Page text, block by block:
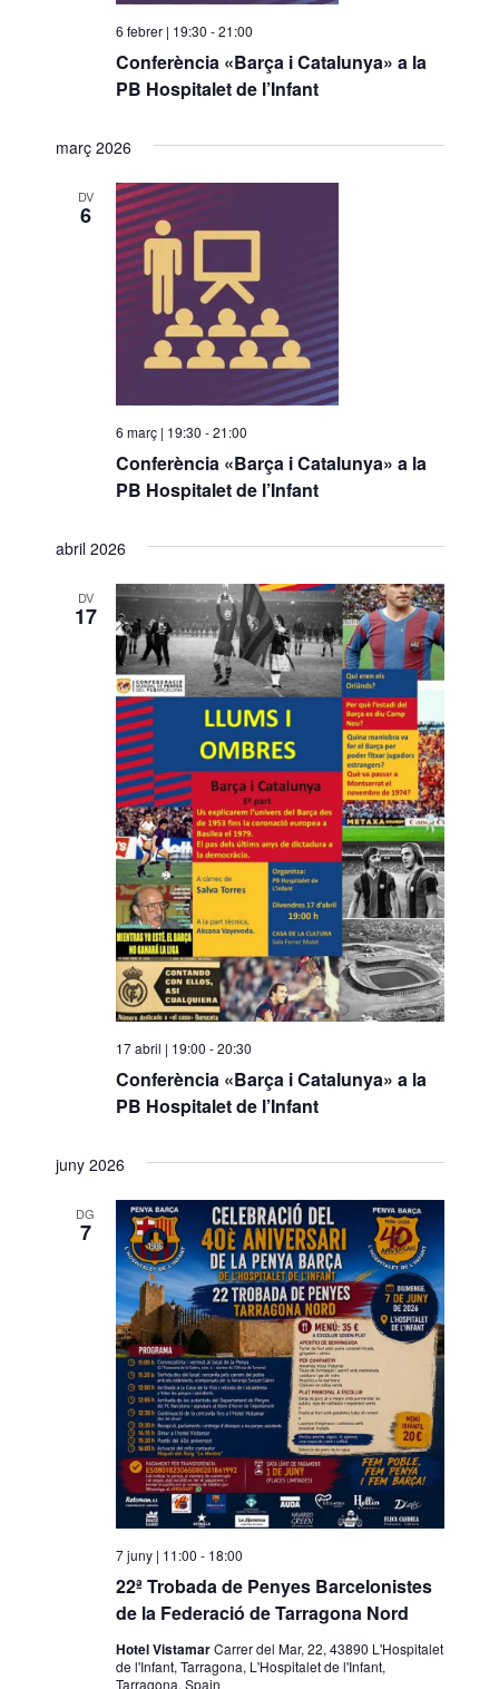
Conferència «Barça i Catalunya» a la
PB Hospitalet de l’Infant
6 febrer | 19:30 -21:00
març 2026
DV
6
Conferència «Barça i Catalunya» a la
PB Hospitalet de l’Infant
6 març | 19:30 -21:00
abril 2026
DV
17
Conferència «Barça i Catalunya» a la
PB Hospitalet de l’Infant
17 abril | 19:00 -20:30
juny 2026
DG
7
22ª Trobada de Penyes Barcelonistes
de la Federació de Tarragona Nord
7 juny | 11:00 - 18:00
Hotel VistamarCarrer del Mar, 22, 43890 L'Hospitalet
de l'Infant, Tarragona, L'Hospitalet de l'Infant,
Tarragona, Spain